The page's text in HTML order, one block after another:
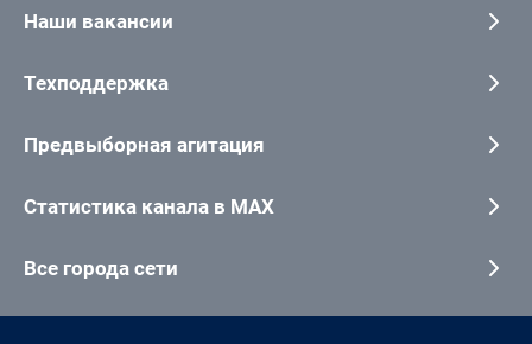
Наши вакансии
Техподдержка
Предвыборная агитация
Статистика канала в MAX
Все города сети